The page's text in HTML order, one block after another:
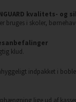
kvalitets-
bruges i skoler,
klud.
indpakket i
lige ud af